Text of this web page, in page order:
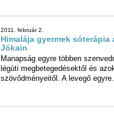
2011. február 2.
Himalája gyermek sóterápia
Jókain
Manapság egyre többen
légúti megbetegedésektől és
szövődményeitől. A levegő